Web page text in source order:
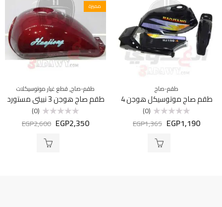
طقم-صاج
طقم صاج موتوسيكل هوجن 4
التقييم
(0)
EGP1,190
EGP1,365
مميزة
طقم-صاج,قطع غيار موتوسيكلات
طقم صاج هوجن 3 نبيتى مستورد
التقييم
(0)
EGP2,350
EGP2,600